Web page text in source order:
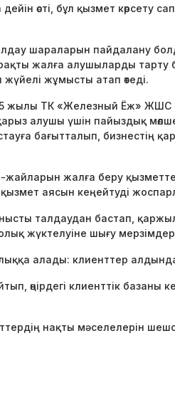
өсті, бұл қызмет көрсету
шараларын пайдалану
жалға алушыларды тарту
жұмысты атап өтеді.
жылы ТК «Железный Ёж» ЖШС
алушы үшін пайыздық
бағытталып, бизнестің
жалға беру
аясын кеңейтуді
талдаудан бастап,
жүктелуіне шығу
алады: клиенттер
клиенттік базаны
нақты мәселелерін